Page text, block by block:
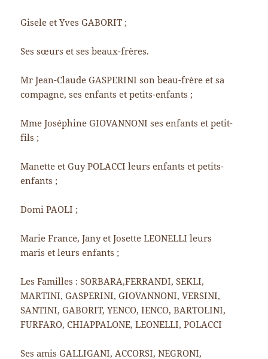
Gisele et Yves GABORIT ;
Ses sœurs et ses beaux-frères.
Mr Jean-Claude GASPERINI son beau-frère et sa
compagne, ses enfants et petits-enfants ;
Mme Joséphine GIOVANNONI ses enfants et petit-
fils ;
Manette et Guy POLACCI leurs enfants et petits-
enfants ;
Domi PAOLI ;
Marie France, Jany et Josette LEONELLI leurs
maris et leurs enfants ;
Les Familles : SORBARA,FERRANDI, SEKLI,
MARTINI, GASPERINI, GIOVANNONI, VERSINI,
SANTINI, GABORIT, YENCO, IENCO, BARTOLINI,
FURFARO, CHIAPPALONE, LEONELLI, POLACCI
Ses amis GALLIGANI, ACCORSI, NEGRONI,